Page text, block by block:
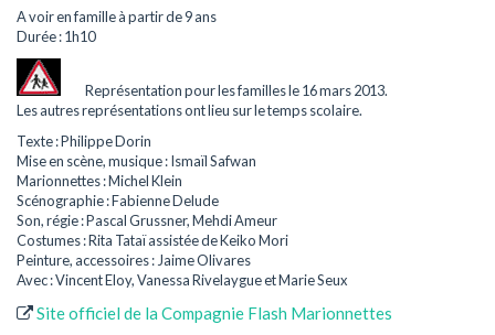
A voir en famille à partir de 9 ans
Durée : 1h10
Représentation pour les familles le 16 mars 2013.
Les autres représentations ont lieu sur le temps scolaire.
Texte : Philippe Dorin
Mise en scène, musique : Ismaïl Safwan
Marionnettes : Michel Klein
Scénographie : Fabienne Delude
Son, régie : Pascal Grussner, Mehdi Ameur
Costumes : Rita Tataï assistée de Keiko Mori
Peinture, accessoires : Jaime Olivares
Avec : Vincent Eloy, Vanessa Rivelaygue et Marie Seux
Site officiel de la Compagnie Flash Marionnettes